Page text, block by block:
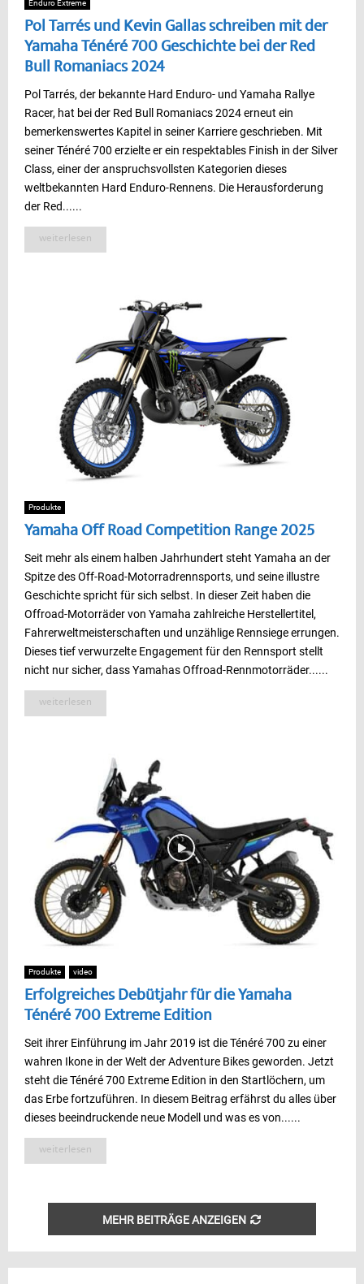
Enduro Extreme
Pol Tarrés und Kevin Gallas schreiben mit der
Yamaha Ténéré 700 Geschichte bei der Red
Bull Romaniacs 2024
Pol Tarrés, der bekannte Hard Enduro- und Yamaha Rallye
Racer, hat bei der Red Bull Romaniacs 2024 erneut ein
bemerkenswertes Kapitel in seiner Karriere geschrieben. Mit
seiner Ténéré 700 erzielte er ein respektables Finish in der Silver
Class, einer der anspruchsvollsten Kategorien dieses
weltbekannten Hard Enduro-Rennens. Die Herausforderung
der Red......
weiterlesen
Produkte
Yamaha Off Road Competition Range 2025
Seit mehr als einem halben Jahrhundert steht Yamaha an der
Spitze des Off-Road-Motorradrennsports, und seine illustre
Geschichte spricht für sich selbst. In dieser Zeit haben die
Offroad-Motorräder von Yamaha zahlreiche Herstellertitel,
Fahrerweltmeisterschaften und unzählige Rennsiege errungen.
Dieses tief verwurzelte Engagement für den Rennsport stellt
nicht nur sicher, dass Yamahas Offroad-Rennmotorräder......
weiterlesen
Produkte video
Erfolgreiches Debütjahr für die Yamaha
Ténéré 700 Extreme Edition
Seit ihrer Einführung im Jahr 2019 ist die Ténéré 700 zu einer
wahren Ikone in der Welt der Adventure Bikes geworden. Jetzt
steht die Ténéré 700 Extreme Edition in den Startlöchern, um
das Erbe fortzuführen. In diesem Beitrag erfährst du alles über
dieses beeindruckende neue Modell und was es von......
weiterlesen
MEHR BEITRÄGE ANZEIGEN